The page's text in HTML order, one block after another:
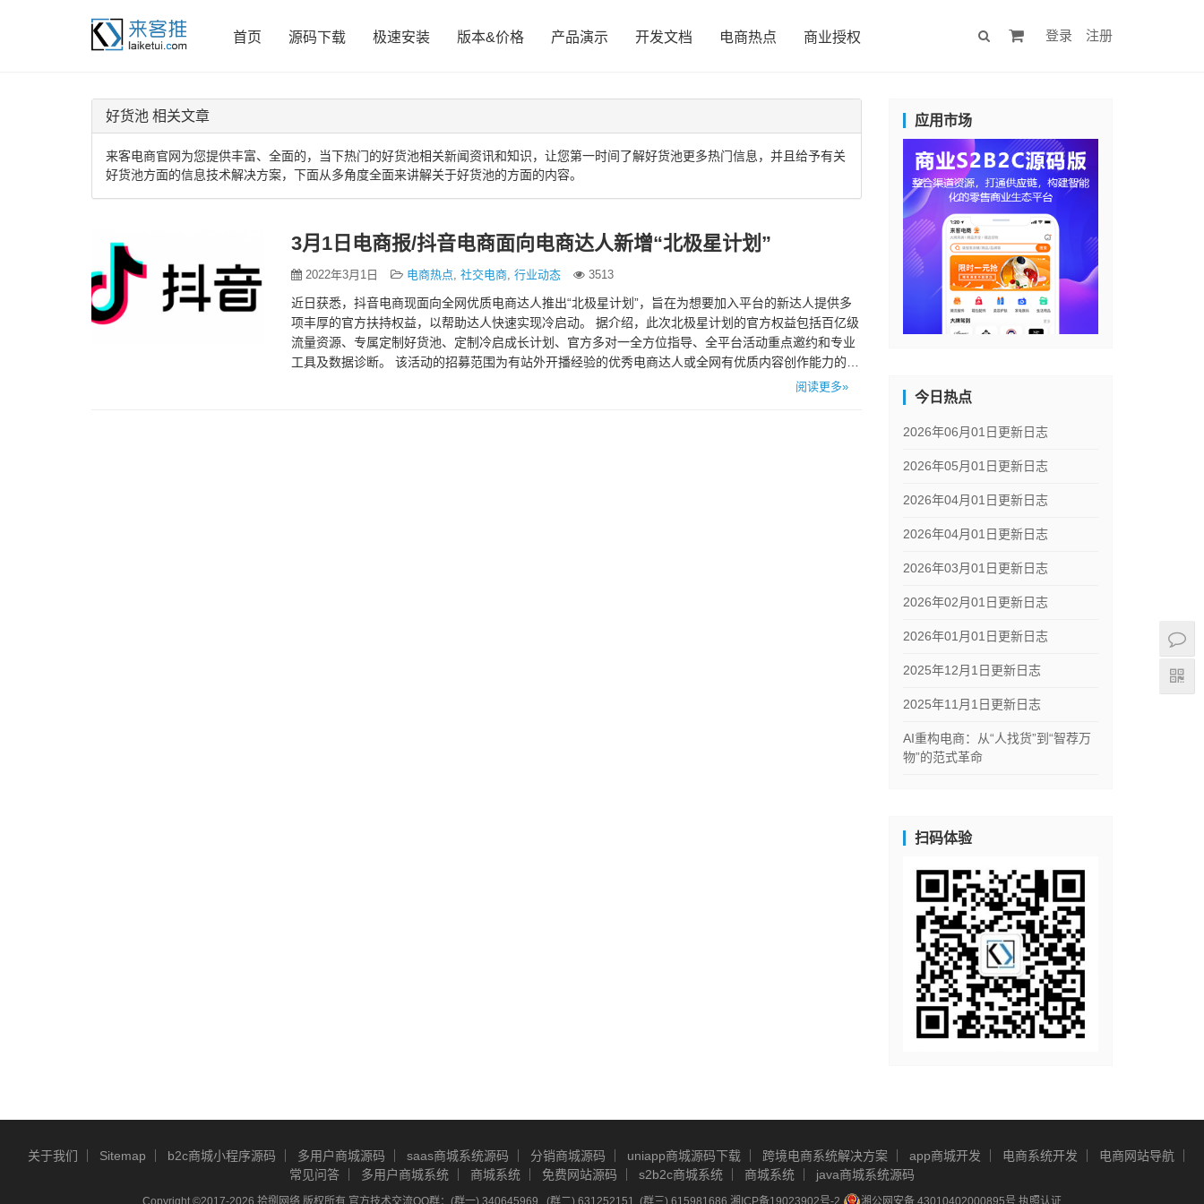
首页 源码下载 极速安装 版本&价格 产品演示 开发文档 电商热点 商业授权 登录 注册
好货池 相关文章
来客电商官网为您提供丰富、全面的，当下热门的好货池相关新闻资讯和知识，让您第一时间了解好货池更多热门信息，并且给予有关
好货池方面的信息技术解决方案，下面从多角度全面来讲解关于好货池的方面的内容。
3月1日电商报/抖音电商面向电商达人新增“北极星计划”
2022年3月1日 电商热点, 社交电商, 行业动态 3513
近日获悉，抖音电商现面向全网优质电商达人推出“北极星计划”，旨在为想要加入平台的新达人提供多
项丰厚的官方扶持权益，以帮助达人快速实现冷启动。 据介绍，此次北极星计划的官方权益包括百亿级
流量资源、专属定制好货池、定制冷启成长计划、官方多对一全方位指导、全平台活动重点邀约和专业
工具及数据诊断。 该活动的招募范围为有站外开播经验的优秀电商达人或全网有优质内容创作能力的高
阅读更多»
应用市场
今日热点
2026年06月01日更新日志
2026年05月01日更新日志
2026年04月01日更新日志
2026年04月01日更新日志
2026年03月01日更新日志
2026年02月01日更新日志
2026年01月01日更新日志
2025年12月1日更新日志
2025年11月1日更新日志
AI重构电商：从“人找货”到“智荐万
物”的范式革命
扫码体验
关于我们 Sitemap b2c商城小程序源码 多用户商城源码 saas商城系统源码 分销商城源码 uniapp商城源码下载 跨境电商系统解决方案 app商城开发 电商系统开发
电商网站导航
常见问答
多用户商城系统 商城系统 免费网站源码 s2b2c商城系统 商城系统 java商城系统源码
Copyright ©2017-2026 拾捌网络 版权所有 官方技术交流QQ群：(群一) 340645969 , (群二) 631252151, (群三) 615981686 湘ICP备19023902号-2 湘公网安备 43010402000895号 执照认证